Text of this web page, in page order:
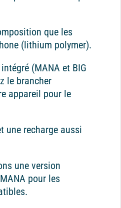
que les
(lithium polymer).
(MANA et BIG
le brancher
appareil pour le
une recharge aussi
une version
pour les